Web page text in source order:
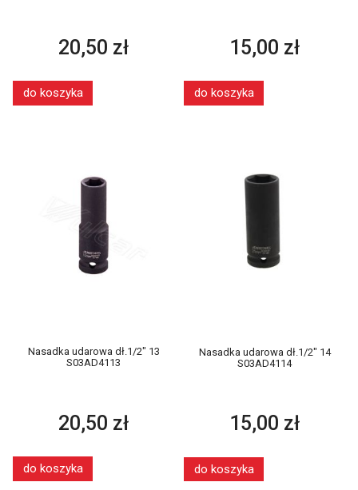
20,50 zł
do koszyka
15,00 zł
do koszyka
Nasadka udarowa dł.1/2" 13
S03AD4113
20,50 zł
do koszyka
Nasadka udarowa dł.1/2" 14
S03AD4114
15,00 zł
do koszyka